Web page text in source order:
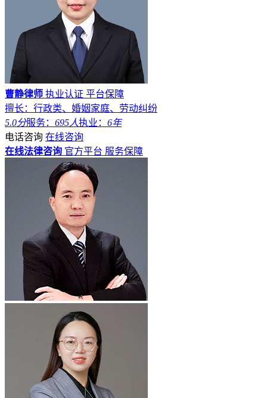
曹静律师 执业认证 平台保障
擅长：行政类、婚姻家庭、劳动纠纷
5.0分服务： 695人执业： 6年
电话咨询 在线咨询
在线法律咨询 官方平台 服务保障